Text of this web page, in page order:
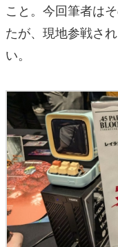
こと。今回筆者は
たが、現地参戦さ
い。